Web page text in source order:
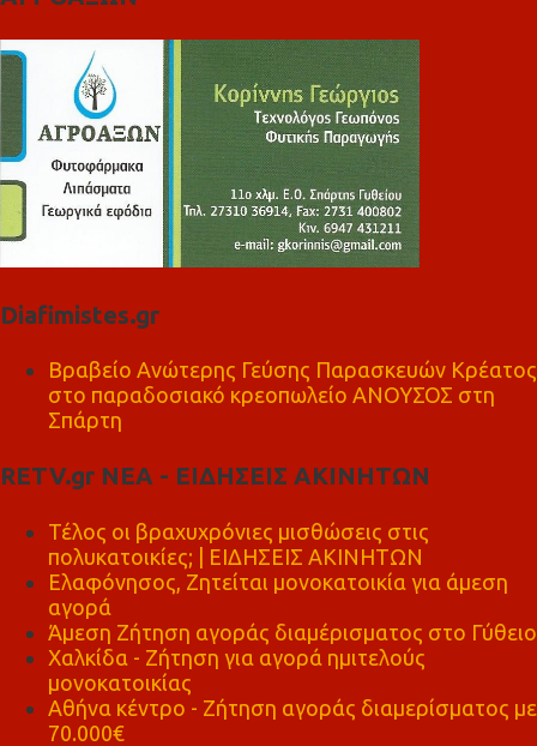
Diafimistes.gr
Βραβείο Ανώτερης Γεύσης Παρασκευών Κρέατος
στο παραδοσιακό κρεοπωλείο ΑΝΟΥΣΟΣ στη
Σπάρτη
RETV.gr ΝΕΑ - ΕΙΔΗΣΕΙΣ ΑΚΙΝΗΤΩΝ
Τέλος οι βραχυχρόνιες μισθώσεις στις
πολυκατοικίες; | ΕΙΔΗΣΕΙΣ ΑΚΙΝΗΤΩΝ
Ελαφόνησος, Ζητείται μονοκατοικία για άμεση
αγορά
Άμεση Ζήτηση αγοράς διαμέρισματος στο Γύθειο
Χαλκίδα - Ζήτηση για αγορά ημιτελούς
μονοκατοικίας
Αθήνα κέντρο - Ζήτηση αγοράς διαμερίσματος με
70.000€